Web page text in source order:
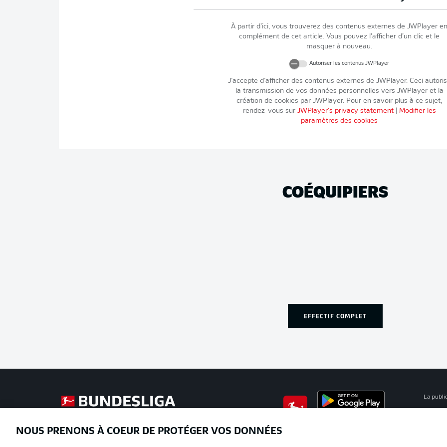
À partir d’ici, vous trouverez des contenus externes de JWPlayer en
complément de cet article. Vous pouvez l’afficher d’un clic et le
masquer à nouveau.
Autoriser les contenus JWPlayer
J’accepte d’afficher des contenus externes de JWPlayer. Ceci
la transmission de vos données personnelles vers JWPlayeret la
création de cookies par JWPlayer. Pour en savoir plus à ce sujet,
rendez-vous sur JWPlayer's privacy statement| Modifier les
paramètres des cookies
COÉQUIPIERS
EFFECTIF COMPLET
La
NOUS PRENONS À COEUR DE PROTÉGER VOS DONNÉES